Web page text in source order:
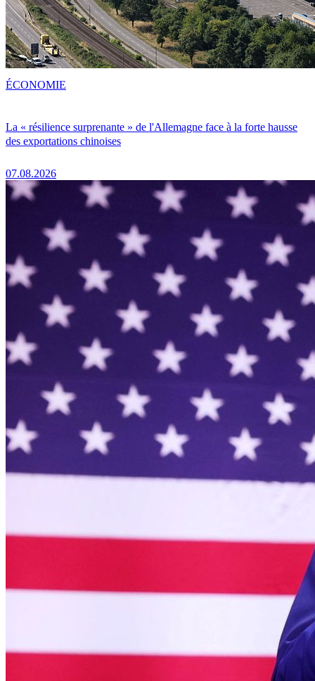
La « résilience surprenante » de l'Allemagne face à la forte hausse
des exportations chinoises
07.08.2026
ÉCONOMIE